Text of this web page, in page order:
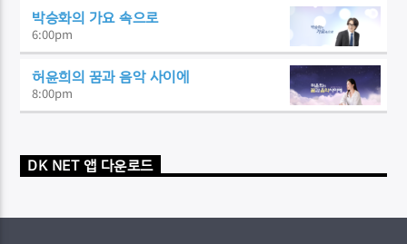
박승화의 가요 속으로
6:00pm
허윤희의 꿈과 음악 사이에
8:00pm
DK NET 앱 다운로드